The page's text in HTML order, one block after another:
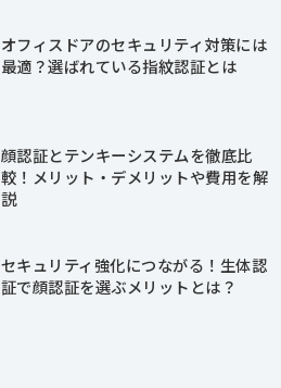
オフィスドアのセキュリティ対策には
最適？選ばれている指紋認証とは
顔認証とテンキーシステムを徹底比
較！メリット・デメリットや費用を解
説
セキュリティ強化につながる！生体認
証で顔認証を選ぶメリットとは？